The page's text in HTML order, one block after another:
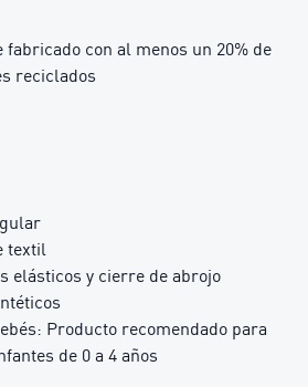
fabricado con al menos un 20% de
reciclados
textil
elásticos y cierre de abrojo
Producto recomendado para
de 0 a 4 años